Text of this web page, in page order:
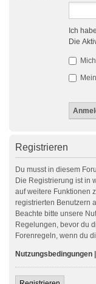
Ich
Die
Registrieren
Du musst in diesem
Die Registrierung ist in
auf weitere Funktionen
registrierten Benutzern
Beachte bitte unsere
Regelungen, bevor du
Forenregeln, wenn du
Nutzungsbedingungen